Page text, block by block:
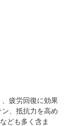
疲労回復に効果
、抵抗力を高め
ども多く含ま